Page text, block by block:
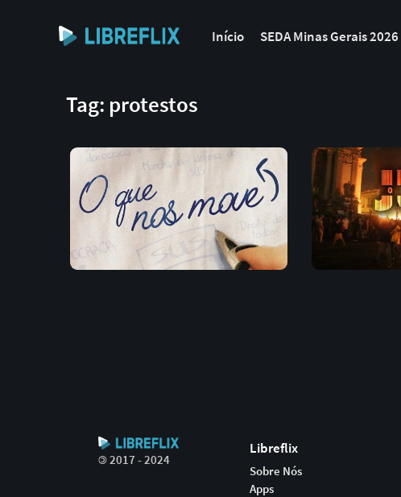
Início SEDA Minas Gerais 2026
Tag: protestos
©2017 - 2024
Libreflix
Sobre Nós
Apps